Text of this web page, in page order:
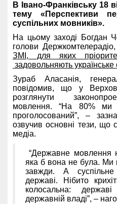
В Івано-Франківську 18
тему «Перспективи
суспільних мовників».
На цьому заході Богдан
голови
ЗМІ, для яких
задовольняють українське
Зураб Аласанія,
повідомив, що у
розглянути
мовлення. “На 80% ми
проголосований”, –
озвучив основні тези, що
медіа.
“Державне мовлення
яка б вона не була. Ми
завжди. А
державі. Нібито
колосальна:
державній владі”, –